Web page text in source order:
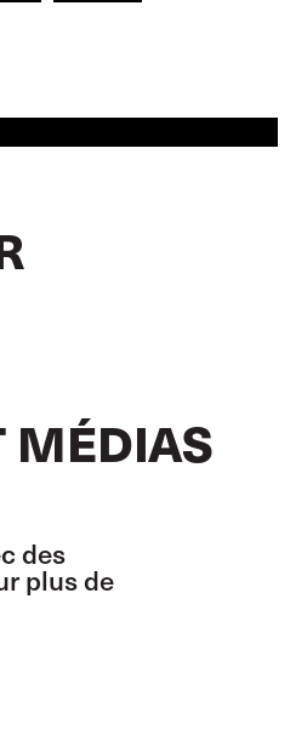
MÉDIAS
des
plus de